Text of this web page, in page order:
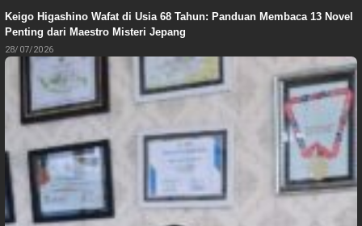
Keigo Higashino Wafat di Usia 68 Tahun: Panduan Membaca 13 Novel
Penting dari Maestro Misteri Jepang
28/07/2026